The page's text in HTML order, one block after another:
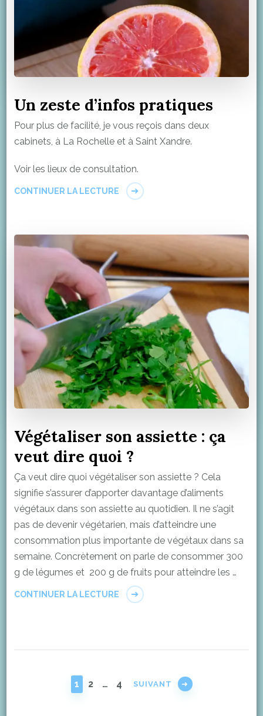
Un zeste d’infos pratiques
Pour plus de facilité, je vous reçois dans deux
cabinets, à La Rochelle et à Saint Xandre.
Voir les lieux de consultation.
CONTINUER LA LECTURE
Végétaliser son assiette : ça
veut dire quoi ?
Ça veut dire quoi végétaliser son assiette ? Cela
signifie s’assurer d’apporter davantage d’aliments
végétaux dans son assiette au quotidien. Il ne s’agit
pas de devenir végétarien, mais d’atteindre une
consommation plus importante de végétaux dans sa
semaine. Concrètement on parle de consommer 300
g de légumes et 200 g de fruits pour atteindre les …
CONTINUER LA LECTURE
PAGE
1 PAGE
2 … PAGE
4 SUIVANT